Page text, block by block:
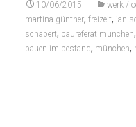
10/06/2015 werk /
martina günther, freizeit, jan
schabert, baureferat münchen,
bauen im bestand, münchen,